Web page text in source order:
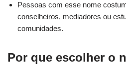
Pessoas com esse nome
conselheiros, mediadores ou
comunidades.
Por que escolher o